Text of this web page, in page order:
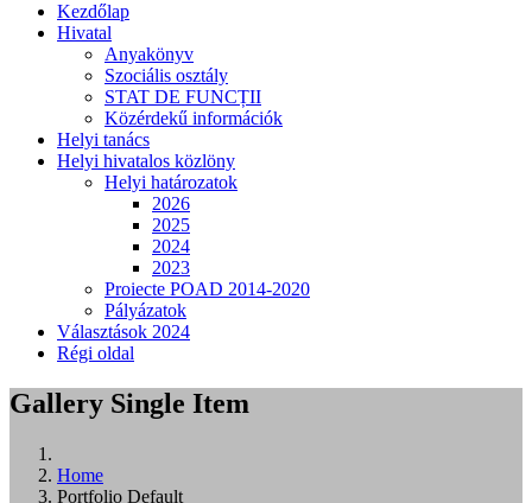
Kezdőlap
Hivatal
Anyakönyv
Szociális osztály
STAT DE FUNCȚII
Közérdekű információk
Helyi tanács
Helyi hivatalos közlöny
Helyi határozatok
2026
2025
2024
2023
Proiecte POAD 2014-2020
Pályázatok
Választások 2024
Régi oldal
Gallery Single Item
Home
Portfolio Default